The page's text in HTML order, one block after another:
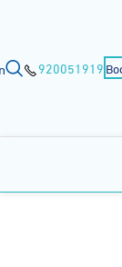
920051919